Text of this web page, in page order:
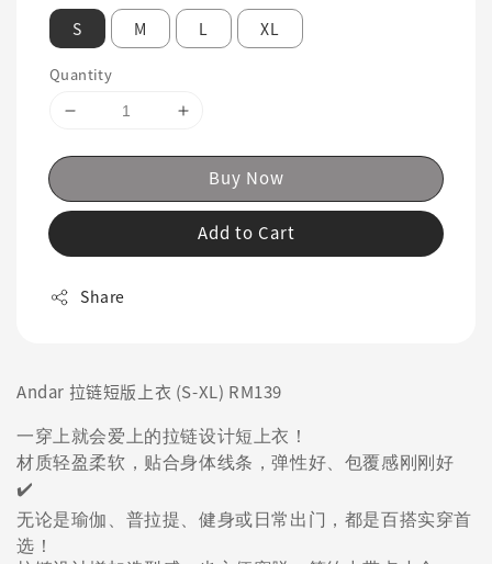
S M L XL
Quantity
Buy Now
Add to Cart
Share
Andar 拉链短版上衣 (S-XL) RM139
一穿上就会爱上的拉链设计短上衣！
材质轻盈柔软，贴合身体线条，弹性好、包覆感刚刚好
✔️
无论是瑜伽、普拉提、健身或日常出门，都是百搭实穿首
选！